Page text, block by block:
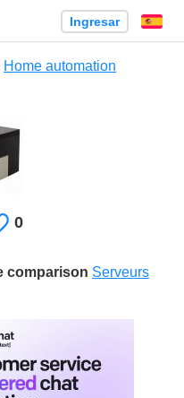
Ingresar
Home automation
Le
0
comparison Serveurs